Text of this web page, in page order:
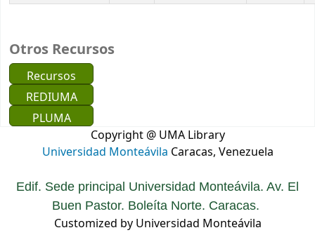
Otros Recursos
Recursos
REDIUMA
PLUMA
Copyright @ UMA Library
Universidad Monteávila Caracas, Venezuela
Edif. Sede principal Universidad Monteávila. Av. El
Buen Pastor. Boleíta Norte. Caracas.
Customized by Universidad Monteávila